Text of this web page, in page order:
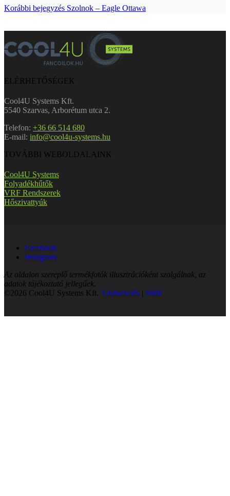
Korábbi bejegyzés Szolnok – Eagle Ottawa
ELÉRHETŐSÉGEK
Cool4U Systems Kft.
5540 Szarvas, Arborétum utca 2.
Telefon: +36 66 514 680
E-mail: info@cool4u-systems.hu
TOVÁBBI WEBOLDALAINK
Cool4U Systems
Folyadékhűtők
VRF Rendszerek
Hőszivattyúk
Facebook
Instagram
Az oldalon szereplő termékfotók illusztrációként szolgálnak, az
adatok tájékoztató jellegűek.
©2026 Cool4U Systems Kft. Adatkezelés | Sütik